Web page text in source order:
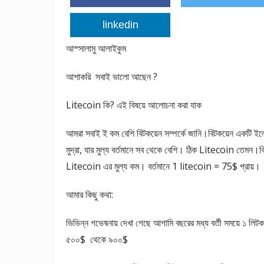
linkedin
আস্সালামু আলাইকুম
আশাকরি সবাই ভালো আছেন ?
Litecoin কি? এই বিষয়ে আলোচনা করা যাক
আমরা সবাই ই কম বেশি বিটকয়েন সম্পর্কে জানি।বিটকয়েন একটি
মুদ্রা, যার মুল্য বর্তমানে সব থেকে বেশি। ঠিক Litecoin
Litecoin এর মুল্য কম। বর্তমানে 1 litecoin = 75$ প্রায়।
আমার কিছু কথা:
ভিভিন্ন গভেষনায় দেখা গেছে আগামি বছরের মধ্য বর্তী সময়ে ১
৫০০$ থেকে ৯০০$